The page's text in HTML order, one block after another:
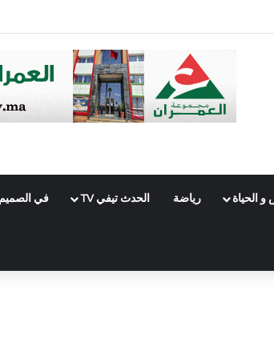
القضائية وتؤكد: المحاكمة العادلة لا تستقيم دون حضور
و الحياة رياضة الحدث تيفي TV في الصميم